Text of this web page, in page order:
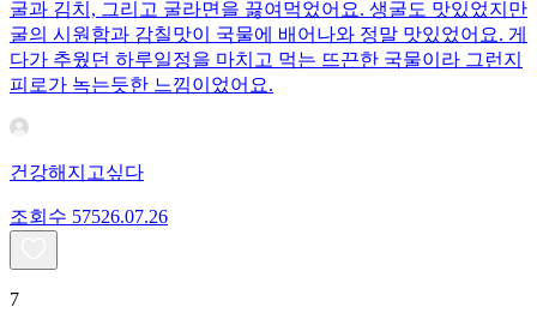
굴과 김치, 그리고 굴라면을 끓여먹었어요. 생굴도 맛있었지만
굴의 시원함과 감칠맛이 국물에 배어나와 정말 맛있었어요. 게
다가 추웠던 하루일정을 마치고 먹는 뜨끈한 국물이라 그런지
피로가 녹는듯한 느낌이었어요.
건강해지고싶다
조회수 57526.07.26
7